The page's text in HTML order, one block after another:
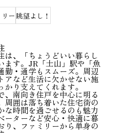
ー 眺望よし！
は、「ちょうどいい暮らし
ます。JR「土山」駅や「魚
勤・通学もスムーズ。周辺
アなど生活に欠かせない施
り支えてくれます。
南向き住戸を中心に明る
周囲は落ち着いた住宅街の
な時間を過ごせるのも魅力
ーターなど安心・快適に暮
り、ファミリーから単身の